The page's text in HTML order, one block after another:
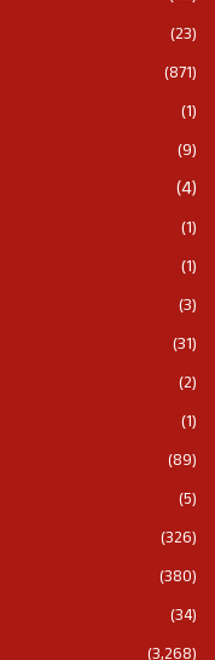
(23)
(871)
(1)
(9)
(4)
(1)
(1)
(3)
(31)
(2)
(1)
(89)
(5)
(326)
(380)
(34)